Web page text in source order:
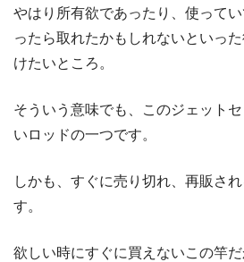
やはり所有欲であったり、使って
ったら取れたかもしれないといっ
けたいところ。
そういう意味でも、このジェット
いロッドの一つです。
しかも、すぐに売り切れ、再販さ
す。
欲しい時にすぐに買えないこの竿